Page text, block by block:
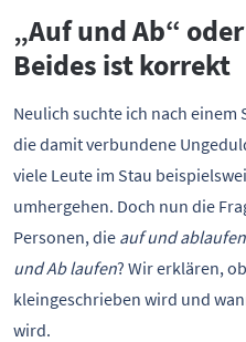
„Auf und Ab“
Beides ist korrekt
Neulich suchte ich nach
die damit verbundene
viele Leute im Stau
umhergehen. Doch nun die
Personen, die auf und ablaufen
und Ab laufen? Wir erklären,
kleingeschrieben wird und
wird.